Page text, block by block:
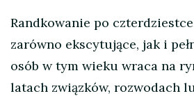
Randkowanie po
zarówno ekscytujące, jak i
osób w tym wieku wraca na
latach związków, rozwodach